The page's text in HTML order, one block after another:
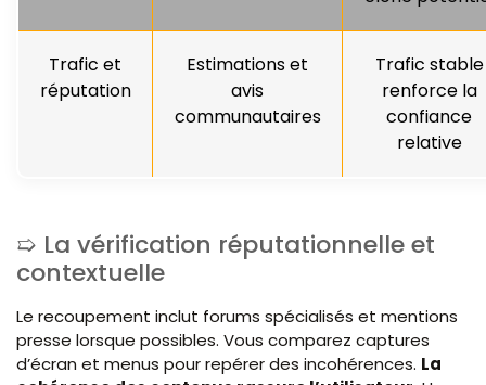
Trafic et
réputation
Estimations et
avis
communautaires
Trafic stable
renforce la
confiance
relative
La vérification réputationnelle et
contextuelle
Le recoupement inclut forums spécialisés et mentions
presse lorsque possibles. Vous comparez captures
d’écran et menus pour repérer des incohérences. La